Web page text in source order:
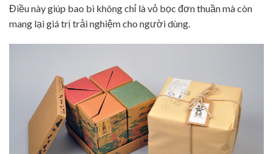
Điều này giúp bao bì không chỉ là vỏ bọc đơn thuần mà còn
mang lại giá trị trải nghiệm cho người dùng.